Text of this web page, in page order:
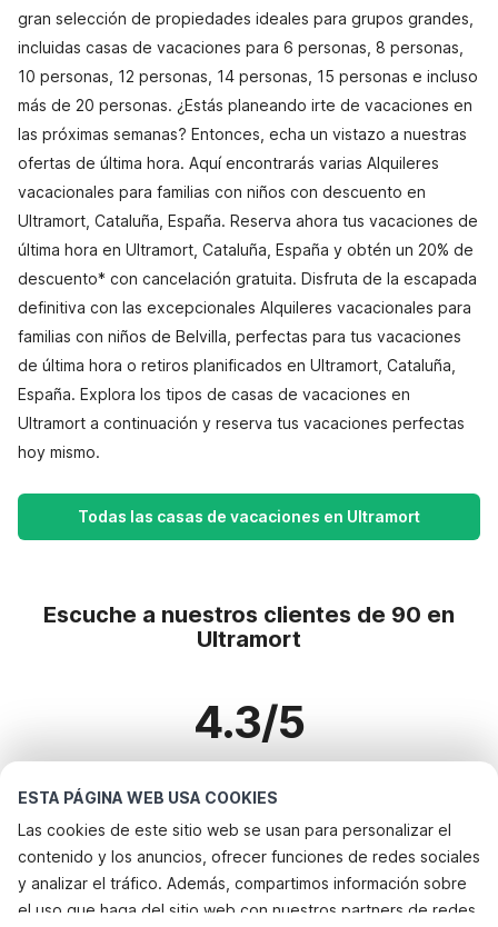
ESTA PÁGINA WEB USA COOKIES
Las cookies de este sitio web se usan para personalizar el
contenido y los anuncios, ofrecer funciones de redes sociales
y analizar el tráfico. Además, compartimos información sobre
el uso que haga del sitio web con nuestros partners de redes
gran selección de propiedades ideales para grupos grandes,
incluidas casas de vacaciones para 6 personas, 8 personas,
10 personas, 12 personas, 14 personas, 15 personas e incluso
más de 20 personas. ¿Estás planeando irte de vacaciones en
las próximas semanas? Entonces, echa un vistazo a nuestras
ofertas de última hora. Aquí encontrarás varias Alquileres
vacacionales para familias con niños con descuento en
Ultramort, Cataluña, España. Reserva ahora tus vacaciones de
última hora en Ultramort, Cataluña, España y obtén un 20% de
descuento* con cancelación gratuita. Disfruta de la escapada
definitiva con las excepcionales Alquileres vacacionales para
familias con niños de Belvilla, perfectas para tus vacaciones
de última hora o retiros planificados en Ultramort, Cataluña,
España. Explora los tipos de casas de vacaciones en
Ultramort a continuación y reserva tus vacaciones perfectas
hoy mismo.
Todas las casas de vacaciones en Ultramort
Escuche a nuestros clientes de 90 en
Ultramort
4.3/5
Destinos más populares para vacaciones
Ciudades con los mejores servicios para vacaciones